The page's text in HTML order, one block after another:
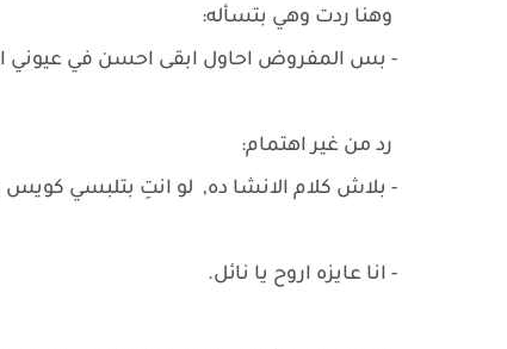
وهنا ردت وهي بتسأله:
- بس المفروض احاول ابقى احسن في عيوني
رد من غير اهتمام:
- بلاش كلام الانشا ده, لو انتِ بتلبسي
- انا عايزه اروح يا نائل.